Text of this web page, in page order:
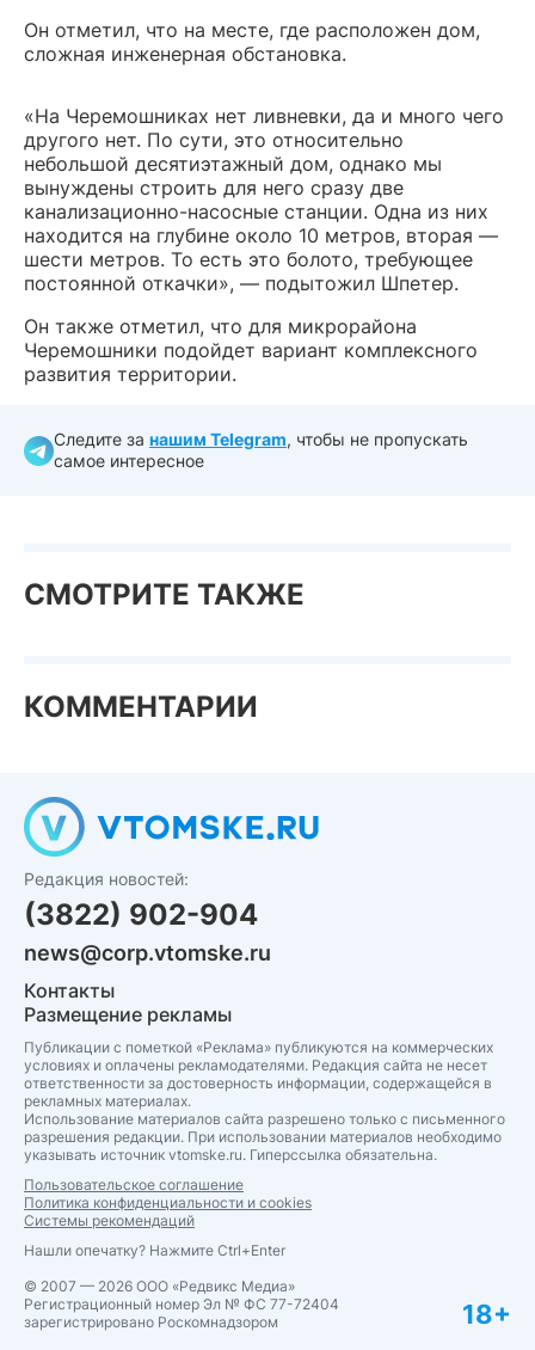
Он отметил, что на месте, где расположен дом,
сложная инженерная обстановка.
«На Черемошниках нет ливневки, да и много чего
другого нет. По сути, это относительно
небольшой десятиэтажный дом, однако мы
вынуждены строить для него сразу две
канализационно-насосные станции. Одна из них
находится на глубине около 10 метров, вторая —
шести метров. То есть это болото, требующее
постоянной откачки», — подытожил Шпетер.
Он также отметил, что для микрорайона
Черемошники подойдет вариант комплексного
развития территории.
Следите за нашим Telegram, чтобы не пропускать
самое интересное
СМОТРИТЕ ТАКЖЕ
КОММЕНТАРИИ
Редакция новостей:
(3822) 902-904
news@corp.vtomske.ru
Контакты
Размещение рекламы
Публикации с пометкой «Реклама» публикуются на коммерческих
условиях и оплачены рекламодателями. Редакция сайта не несет
ответственности за достоверность информации, содержащейся в
рекламных материалах.
Использование материалов сайта разрешено только с письменного
разрешения редакции. При использовании материалов необходимо
указывать источник vtomske.ru. Гиперссылка обязательна.
Пользовательское соглашение
Политика конфиденциальности и cookies
Системы рекомендаций
Нашли опечатку? Нажмите Ctrl+Enter
© 2007 — 2026 ООО «Редвикс Медиа»
Регистрационный номер Эл № ФС 77-72404
зарегистрировано Роскомнадзором
18+